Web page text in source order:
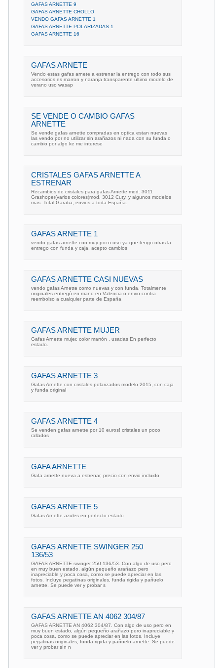
GAFAS ARNETTE 9
GAFAS ARNETTE CHOLLO
VENDO GAFAS ARNETTE 1
GAFAS ARNETTE POLARIZADAS 1
GAFAS ARNETTE 16
GAFAS ARNETE
Vendo estas gafas arnete a estrenar la entrego con todo sus
accesorios es marron y naranja transparente último modelo de
verano uso wasap
SE VENDE O CAMBIO GAFAS
ARNETTE
Se vende gafas arnette compradas en optica estan nuevas
las vendo por no utilizar sin arañazos ni nada con su funda o
cambio por algo ke me interese
CRISTALES GAFAS ARNETTE A
ESTRENAR
Recambios de cristales para gafas Arnette mod. 3011
Grashoper(varios colores)mod. 3012 Cuty. y algunos modelos
mas. Total Garatia, envios a toda España.
GAFAS ARNETTE 1
vendo gafas arnette con muy poco uso ya que tengo otras la
entrego con funda y caja, acepto cambios
GAFAS ARNETTE CASI NUEVAS
vendo gafas Arnette como nuevas y con funda, Totalmente
originales entregó en mano en Valencia o envio contra
reembolso a cualquier parte de España
GAFAS ARNETTE MUJER
Gafas Arnette mujer, color marrón . usadas En perfecto
estado.
GAFAS ARNETTE 3
Gafas Arnette con cristales polarizados modelo 2015, con caja
y funda original
GAFAS ARNETTE 4
Se venden gafas arnette por 10 euros! cristales un poco
rallados
GAFA ARNETTE
Gafa arnette nueva a estrenar, precio con envio incluido
GAFAS ARNETTE 5
Gafas Arnette azules en perfecto estado
GAFAS ARNETTE SWINGER 250
136/53
GAFAS ARNETTE swinger 250 136/53. Con algo de uso pero
en muy buen estado, algún pequeño arañazo pero
inapreciable y poca cosa, como se puede apreciar en las
fotos. Incluye pegatinas originales, funda rigida y pañuelo
arnette. Se puede ver y probar s
GAFAS ARNETTE AN 4062 304/87
GAFAS ARNETTE AN 4062 304/87. Con algo de uso pero en
muy buen estado, algún pequeño arañazo pero inapreciable y
poca cosa, como se puede apreciar en las fotos. Incluye
pegatinas originales, funda rigida y pañuelo arnette. Se puede
ver y probar sín n